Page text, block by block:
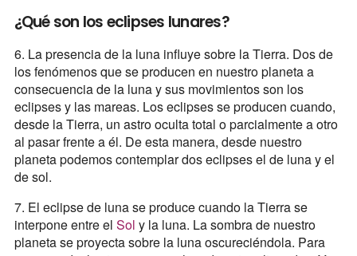
¿Qué son los eclipses lunares?
6. La presencia de la luna influye sobre la Tierra. Dos de
los fenómenos que se producen en nuestro planeta a
consecuencia de la luna y sus movimientos son los
eclipses y las mareas. Los eclipses se producen cuando,
desde la Tierra, un astro oculta total o parcialmente a otro
al pasar frente a él. De esta manera, desde nuestro
planeta podemos contemplar dos eclipses el de luna y el
de sol.
7. El eclipse de luna se produce cuando la Tierra se
interpone entre el Sol y la luna. La sombra de nuestro
planeta se proyecta sobre la luna oscureciéndola. Para